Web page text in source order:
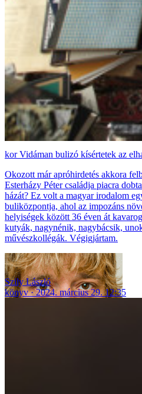
Vidáman bulizó kísértetek az
Okozott már apróhirdetés akkora
Esterházy Péter családja piacra
házát? Ez volt a magyar irodalom
buliközpontja, ahol az impozáns
helyiségek között 36 éven át
kutyák, nagynénik, nagybácsik,
művészkollégák. Végigjártam.
Szily László
könyv
2024. március 29. 12:35